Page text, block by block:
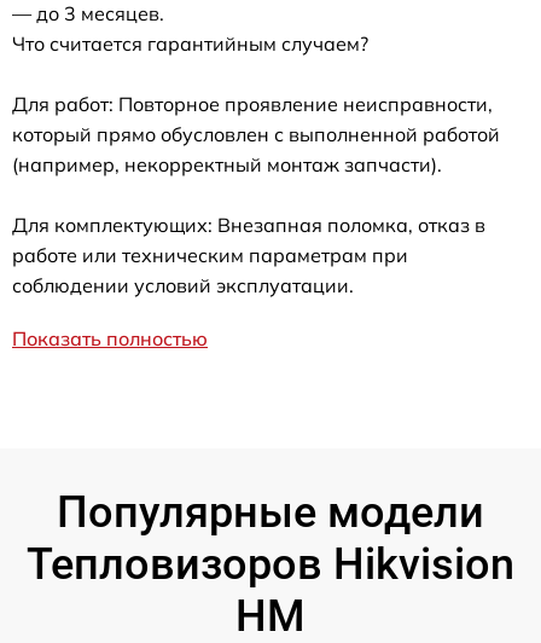
— до 3 месяцев.
Что считается гарантийным случаем?
Для работ: Повторное проявление неисправности,
который прямо обусловлен с выполненной работой
(например, некорректный монтаж запчасти).
Для комплектующих: Внезапная поломка, отказ в
работе или техническим параметрам при
соблюдении условий эксплуатации.
Показать полностью
Популярные модели
Тепловизоров Hikvision
HM